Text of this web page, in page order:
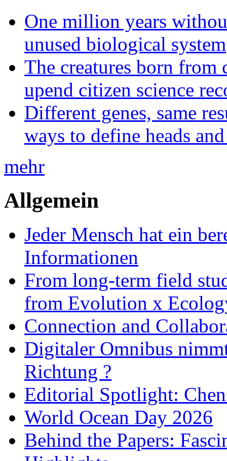
One million years
unused biological system
The creatures born from
upend citizen science
Different genes, same
ways to define heads
mehr
Allgemein
Jeder Mensch hat ein
Informationen
From long-term field
from Evolution x
Connection and
Digitaler Omnibus
Richtung ?
Editorial Spotlight:
World Ocean Day 2026
Behind the Papers: